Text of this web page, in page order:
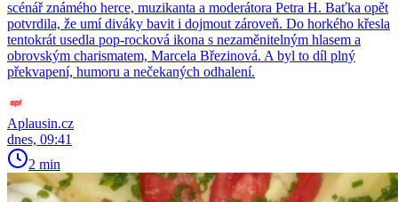
scénář známého herce, muzikanta a moderátora Petra H. Baťka opět
potvrdila, že umí diváky bavit i dojmout zároveň. Do horkého křesla
tentokrát usedla pop-rocková ikona s nezaměnitelným hlasem a
obrovským charismatem, Marcela Březinová. A byl to díl plný
překvapení, humoru a nečekaných odhalení.
Aplausin.cz
dnes, 09:41
2 min